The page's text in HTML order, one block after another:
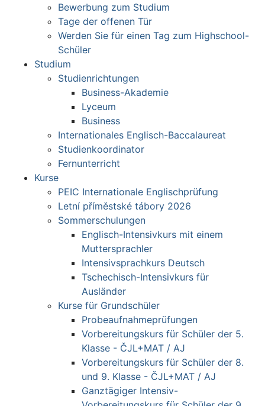
Bewerbung zum Studium
Tage der offenen Tür
Werden Sie für einen Tag zum Highschool-
Schüler
Studium
Studienrichtungen
Business-Akademie
Lyceum
Business
Internationales Englisch-Baccalaureat
Studienkoordinator
Fernunterricht
Kurse
PEIC Internationale Englischprüfung
Letní příměstské tábory 2026
Sommerschulungen
Englisch-Intensivkurs mit einem
Muttersprachler
Intensivsprachkurs Deutsch
Tschechisch-Intensivkurs für
Ausländer
Kurse für Grundschüler
Probeaufnahmeprüfungen
Vorbereitungskurs für Schüler der 5.
Klasse - ČJL+MAT / AJ
Vorbereitungskurs für Schüler der 8.
und 9. Klasse - ČJL+MAT / AJ
Ganztägiger Intensiv-